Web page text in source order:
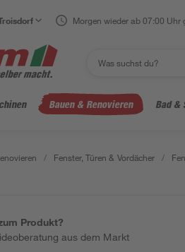
Morgen wieder ab 07:00 Uhr
Bauen & Renovieren Bad &
/ Fenster, Türen & Vordächer /
Produkt?
aus dem Markt